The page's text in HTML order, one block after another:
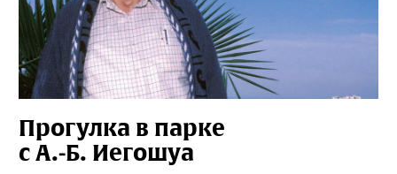
Прогулка в парке
с А.‑Б. Иегошуа